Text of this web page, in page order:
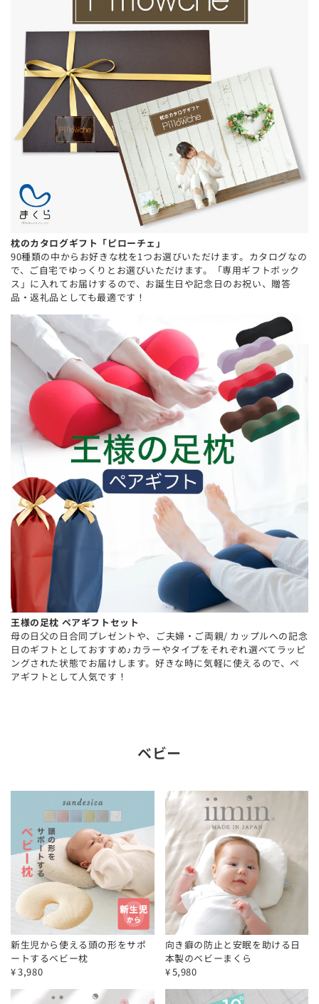
枕のカタログギフト「ピローチェ」
90種類の中からお好きな枕を1つお選びいただけます。カタログなの
で、ご自宅でゆっくりとお選びいただけます。「専用ギフトボック
ス」に入れてお届けするので、お誕生日や記念日のお祝い、贈答
品・返礼品としても最適です！
王様の足枕 ペアギフトセット
母の日父の日合同プレゼントや、ご夫婦・ご両親/ カップルへの記念
日のギフトとしておすすめ♪カラーやタイプをそれぞれ選べてラッピ
ングされた状態でお届けします。好きな時に気軽に使えるので、ペ
アギフトとして人気です！
ベビー
新生児から使える頭の形をサポ
ートするベビー枕
¥3,980
向き癖の防止と安眠を助ける日
本製のベビーまくら
¥5,980